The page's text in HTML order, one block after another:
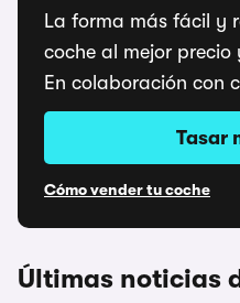
La forma más fácil y
coche al mejor
En colaboración con
Tasar
Cómo vender tu coche
Últimas noticias